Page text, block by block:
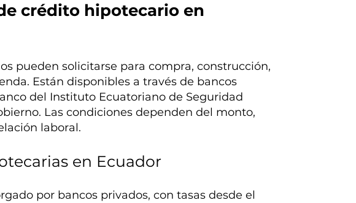
crédito hipotecario en
pueden solicitarse para compra, construcción,
Están disponibles a través de bancos
del Instituto Ecuatoriano de Seguridad
Las condiciones dependen del monto,
laboral.
en Ecuador
por bancos privados, con tasas desde el